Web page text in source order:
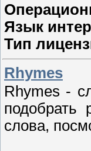
Язык
Тип
Rhymes
Rhymes -
подобрать
слова,